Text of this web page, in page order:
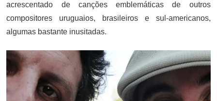
acrescentado de canções emblemáticas de outros
compositores uruguaios, brasileiros e sul-americanos,
algumas bastante inusitadas.